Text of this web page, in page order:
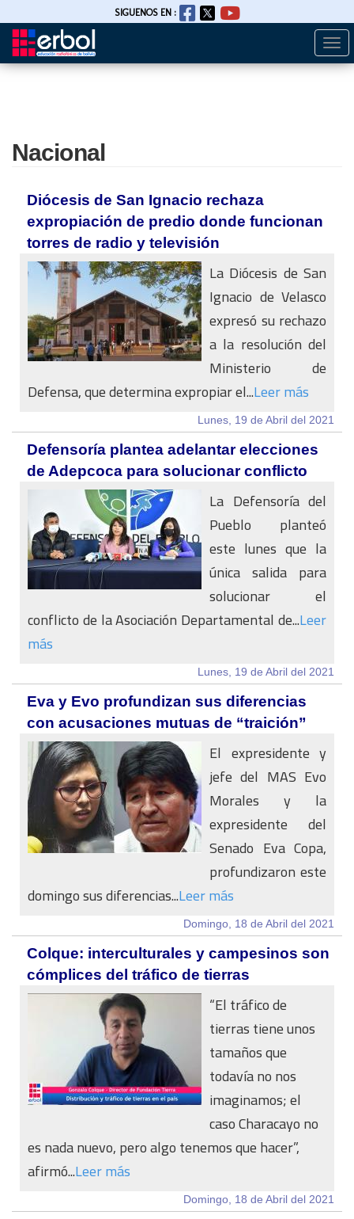
Pasar
SIGUENOS EN :
Nacional
Diócesis de San Ignacio rechaza
expropiación de predio donde funcionan
torres de radio y televisión
La Diócesis de San
Ignacio de Velasco
expresó su rechazo
a la resolución del
Ministerio de
Defensa, que determina expropiar el...Leer más
Lunes, 19 de Abril del 2021
Defensoría plantea adelantar elecciones
de Adepcoca para solucionar conflicto
La Defensoría del
Pueblo planteó
este lunes que la
única salida para
solucionar el
conflicto de la Asociación Departamental de...Leer
más
Lunes, 19 de Abril del 2021
Eva y Evo profundizan sus diferencias
con acusaciones mutuas de “traición”
El expresidente y
jefe del MAS Evo
Morales y la
expresidente del
Senado Eva Copa,
profundizaron este
domingo sus diferencias...Leer más
Domingo, 18 de Abril del 2021
Colque: interculturales y campesinos son
cómplices del tráfico de tierras
“El tráfico de
tierras tiene unos
tamaños que
todavía no nos
imaginamos; el
caso Characayo no
es nada nuevo, pero algo tenemos que hacer”,
afirmó...Leer más
Domingo, 18 de Abril del 2021